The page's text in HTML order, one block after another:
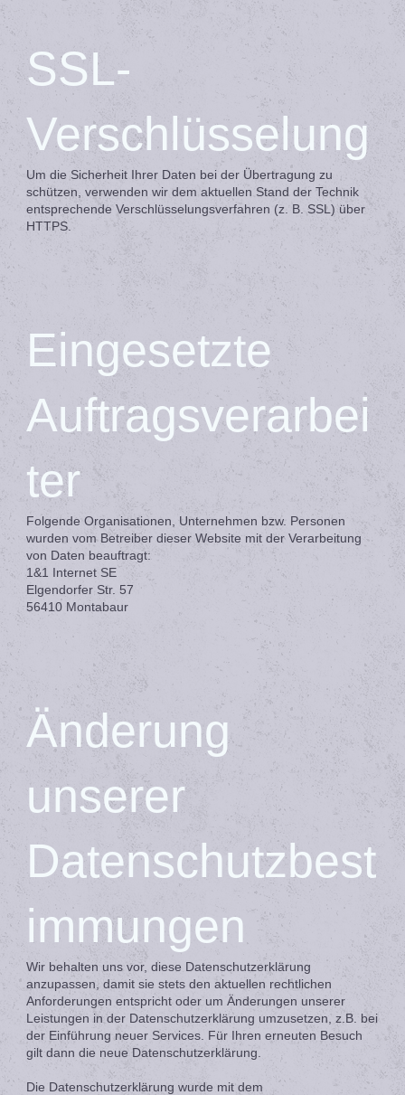
SSL-
Verschlüsselung
Um die Sicherheit Ihrer Daten bei der Übertragung zu
schützen, verwenden wir dem aktuellen Stand der Technik
entsprechende Verschlüsselungsverfahren (z. B. SSL) über
HTTPS.
Eingesetzte
Auftragsverarbei
ter
Folgende Organisationen, Unternehmen bzw. Personen
wurden vom Betreiber dieser Website mit der Verarbeitung
von Daten beauftragt:
1&1 Internet SE
Elgendorfer Str. 57
56410 Montabaur
Änderung
unserer
Datenschutzbest
immungen
Wir behalten uns vor, diese Datenschutzerklärung
anzupassen, damit sie stets den aktuellen rechtlichen
Anforderungen entspricht oder um Änderungen unserer
Leistungen in der Datenschutzerklärung umzusetzen, z.B. bei
der Einführung neuer Services. Für Ihren erneuten Besuch
gilt dann die neue Datenschutzerklärung.
Die Datenschutzerklärung wurde mit dem